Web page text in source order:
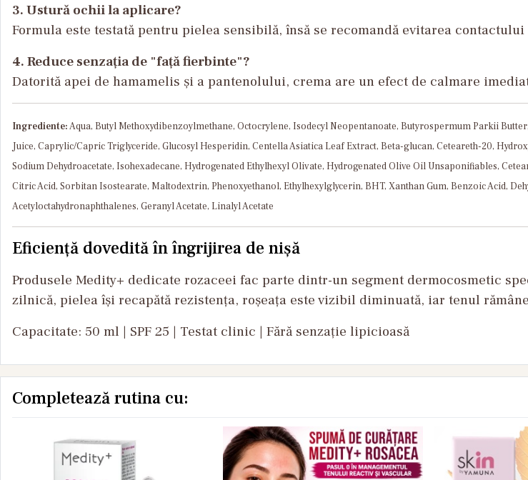
3. Ustură ochii la aplicare?
Formula este testată pentru pielea sensibilă, însă se recomandă evitarea
4. Reduce senzația de "față fierbinte"?
Datorită apei de hamamelis și a pantenolului, crema are un efect de calmare
Ingrediente:Aqua, Butyl Methoxydibenzoylmethane, Octocrylene, Isodecyl Neopentanoate, Butyrospermum Parkii
Juice, Caprylic/Capric Triglyceride, Glucosyl Hesperidin, Centella Asiatica Leaf Extract, Beta-glucan, Ceteareth-20,
Sodium Dehydroacetate, Isohexadecane, Hydrogenated Ethylhexyl Olivate, Hydrogenated Olive Oil Unsaponifiables,
Citric Acid, Sorbitan Isostearate, Maltodextrin, Phenoxyethanol, Ethylhexylglycerin, BHT, Xanthan Gum, Benzoic Acid,
Acetyloctahydronaphthalenes, Geranyl Acetate, Linalyl Acetate
Eficiență dovedită în îngrijirea de nișă
Produsele Medity+ dedicate rozaceei fac parte dintr-un segment dermocosmetic
zilnică, pielea își recapătă rezistența, roșeața este vizibil diminuată, iar tenul
Capacitate: 50 ml | SPF 25 | Testat clinic | Fără senzație lipicioasă
Completează rutina cu: